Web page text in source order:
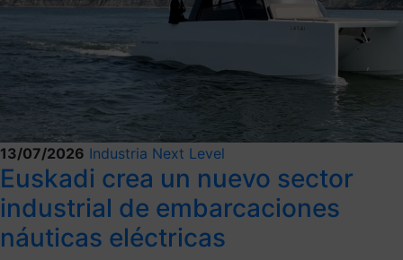
13/07/2026 Industria Next Level
Euskadi crea un nuevo sector
industrial de embarcaciones
náuticas eléctricas